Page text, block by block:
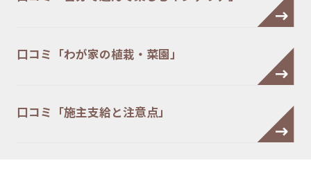
口コミ「わが家の植栽・菜園」
口コミ「施主支給と注意点」